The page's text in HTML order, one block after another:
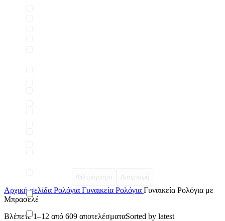
Αρχική σελίδα Ρολόγια Γυναικεία Ρολόγια Γυναικεία Ρολόγια με
Μπρασελέ
Βλέπετε 1–12 από 609 αποτελέσματαSorted by latest